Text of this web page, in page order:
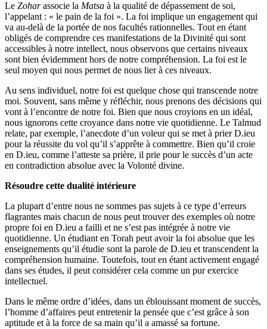
Le Zoharassocie la Matsa à la qualité de dépassement de soi,
l’appelant : « le pain de la foi ». La foi implique un engagement qui
va au-delà de la portée de nos facultés rationnelles. Tout en étant
obligés de comprendre ces manifestations de la Divinité qui sont
accessibles à notre intellect, nous observons que certains niveaux
sont bien évidemment hors de notre compréhension. La foi est le
seul moyen qui nous permet de nous lier à ces niveaux.
Au sens individuel, notre foi est quelque chose qui transcende notre
moi. Souvent, sans même y réfléchir, nous prenons des décisions qui
vont à l’encontre de notre foi. Bien que nous croyions en un idéal,
nous ignorons cette croyance dans notre vie quotidienne. Le Talmud
relate, par exemple, l’anecdote d’un voleur qui se met à prier D.ieu
pour la réussite du vol qu’il s’apprête à commettre. Bien qu’il croie
en D.ieu, comme l’atteste sa prière, il prie pour le succès d’un acte
en contradiction absolue avec la Volonté divine.
Résoudre cette dualité intérieure
La plupart d’entre nous ne sommes pas sujets à ce type d’erreurs
flagrantes mais chacun de nous peut trouver des exemples où notre
propre foi en D.ieu a failli et ne s’est pas intégrée à notre vie
quotidienne. Un étudiant en Torah peut avoir la foi absolue que les
enseignements qu’il étudie sont la parole de D.ieu et transcendent la
compréhension humaine. Toutefois, tout en étant activement engagé
dans ses études, il peut considérer cela comme un pur exercice
intellectuel.
Dans le même ordre d’idées, dans un éblouissant moment de succès,
l’homme d’affaires peut entretenir la pensée que c’est grâce à son
aptitude et à la force de sa main qu’il a amassé sa fortune.